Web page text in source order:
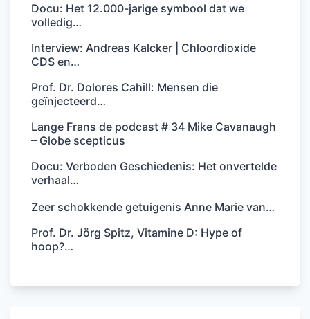
Docu: Het 12.000-jarige symbool dat we
volledig…
Interview: Andreas Kalcker | Chloordioxide
CDS en…
Prof. Dr. Dolores Cahill: Mensen die
geïnjecteerd…
Lange Frans de podcast # 34 Mike Cavanaugh
– Globe scepticus
Docu: Verboden Geschiedenis: Het onvertelde
verhaal…
Zeer schokkende getuigenis Anne Marie van…
Prof. Dr. Jörg Spitz, Vitamine D: Hype of
hoop?…